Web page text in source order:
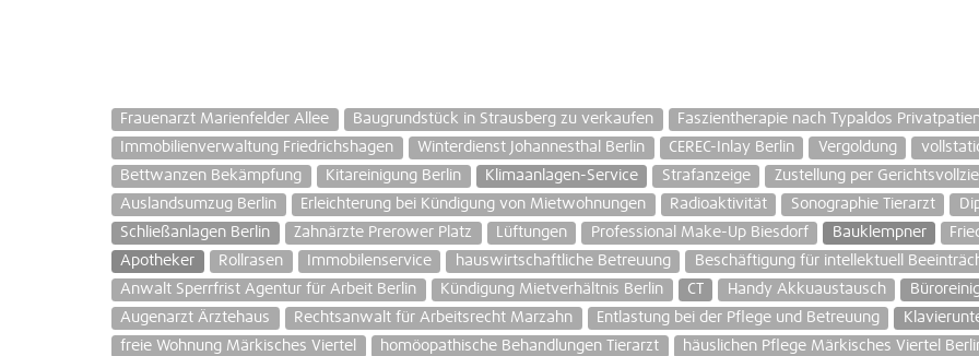
Frauenarzt Marienfelder Allee Baugrundstück in Strausberg zu verkaufen Faszientherapie nach Typaldos
Immobilienverwaltung Friedrichshagen
Winterdienst Johannesthal Berlin CEREC-Inlay Berlin Vergoldung
Bettwanzen Bekämpfung
Kitareinigung Berlin Klimaanlagen-Service Strafanzeige Zustellung per
Auslandsumzug Berlin
Erleichterung bei Kündigung von Mietwohnungen Radioaktivität Sonographie Tierarzt
Schließanlagen Berlin
Zahnärzte Prerower Platz Lüftungen Professional Make-Up Biesdorf Bauklempner
Apotheker
Rollrasen Immobilenservice hauswirtschaftliche Betreuung Beschäftigung für intellektuell
Anwalt Sperrfrist Agentur für Arbeit Berlin
Kündigung Mietverhältnis Berlin CT Handy Akkuaustausch
Augenarzt Ärztehaus
Rechtsanwalt für Arbeitsrecht Marzahn Entlastung bei der Pflege und Betreuung
freie Wohnung Märkisches Viertel
homöopathische Behandlungen Tierarzt häuslichen Pflege Märkisches Viertel